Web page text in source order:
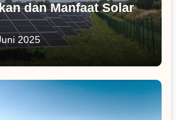
dan Manfaat Solar
2025